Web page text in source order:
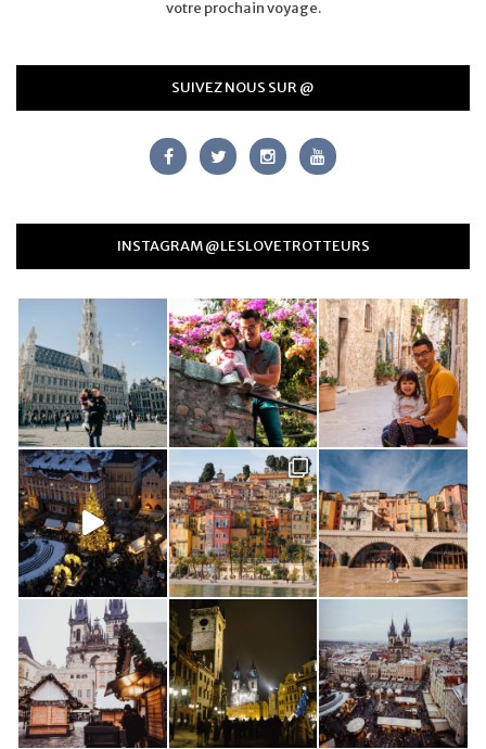
votre prochain voyage.
SUIVEZ NOUS SUR @
INSTAGRAM @LESLOVETROTTEURS